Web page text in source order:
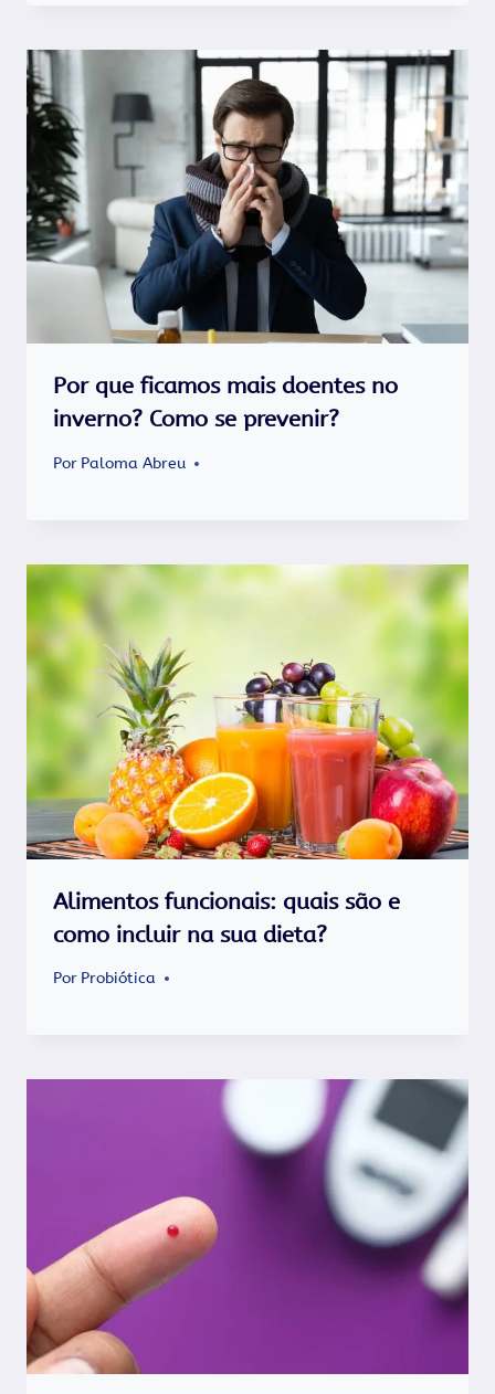
Por que ficamos mais doentes no
inverno? Como se prevenir?
Por Paloma Abreu
Alimentos funcionais: quais são e
como incluir na sua dieta?
Por Probiótica